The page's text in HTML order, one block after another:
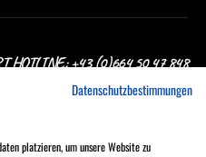
HOTLINE: +43 (0)664 50 47 848
Datenschutzbestimmungen
platzieren, um unsere Website zu